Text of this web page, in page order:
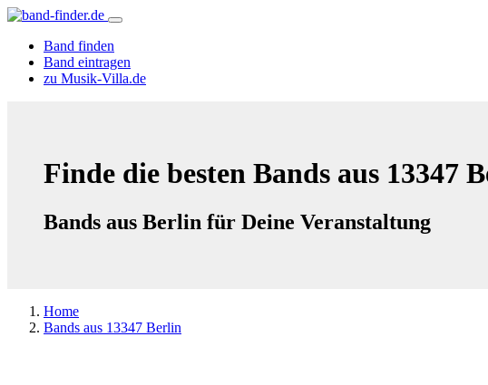
Band finden
Band eintragen
zu Musik-Villa.de
Finde die besten Bands aus 13347
Bands aus Berlin für Deine Veranstaltung
Home
Bands aus 13347 Berlin